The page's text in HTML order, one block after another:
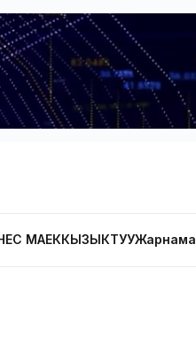
МАЕККЫЗЫКТУУЖарнама